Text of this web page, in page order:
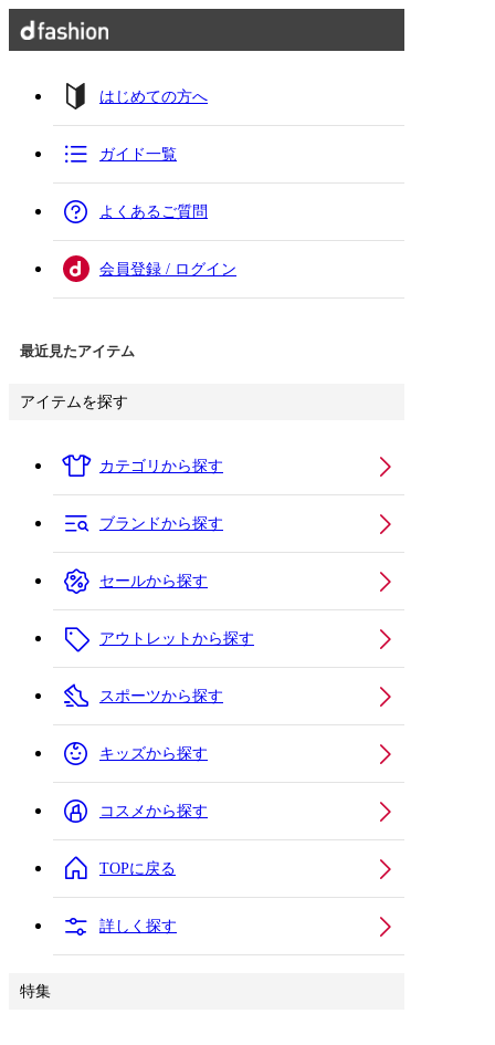
はじめての方へ
ガイド一覧
よくあるご質問
会員登録 / ログイン
最近見たアイテム
アイテムを探す
カテゴリから探す
ブランドから探す
セールから探す
アウトレットから探す
スポーツから探す
キッズから探す
コスメから探す
TOPに戻る
詳しく探す
特集